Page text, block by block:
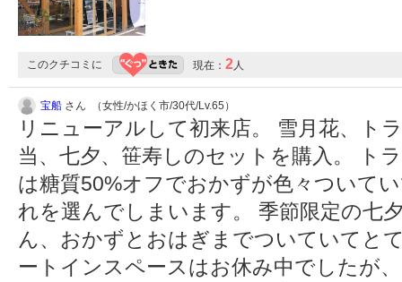
このクチコミに 現在： 2人
宝船 さん （女性/かほく市/30代/Lv.65）
リニューアルして初来店。 雪月花、ト
当、七夕、笹寿しのセットを購入。 ト
は糖質50%オフでおかずが色々ついて
れを選んでしまいます。 季節限定の七
ん、おかずとおはぎまでついていてと
ートインスペースはお休み中でしたが